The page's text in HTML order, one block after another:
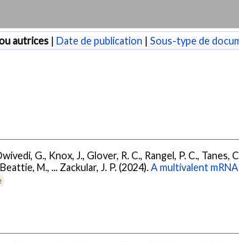
autrices | Date de publication | Sous-type de
G., Knox, J., Glover, R. C., Rangel, P. C., Tanes,
M., ... Zackular, J. P. (2024).A multivalent